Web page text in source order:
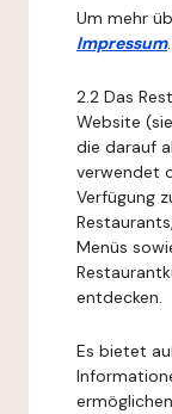
Um mehr
Impressum.
2.2 Das
Website
die darauf
verwendet
Verfügung
Menüs
entdecken.
Es bietet